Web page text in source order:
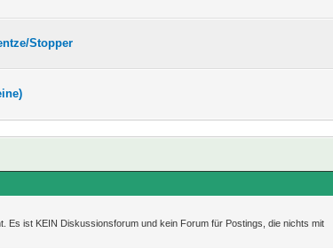
Stopper
Es ist KEIN Diskussionsforum und kein Forum für Postings, die nichts mit